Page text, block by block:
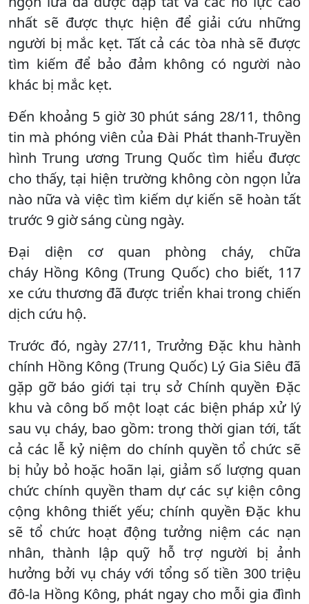
nhất sẽ được thực hiện để giải cứu những
người bị mắc kẹt. Tất cả các tòa nhà sẽ được
tìm kiếm để bảo đảm không có người nào
khác bị mắc kẹt.
Đến khoảng 5 giờ 30 phút sáng 28/11, thông
tin mà phóng viên của Đài Phát thanh-Truyền
hình Trung ương Trung Quốc tìm hiểu được
cho thấy, tại hiện trường không còn ngọn lửa
nào nữa và việc tìm kiếm dự kiến ​​sẽ hoàn tất
trước 9 giờ sáng cùng ngày.
Đại diện cơ quan phòng cháy, chữa
cháy Hồng Kông (Trung Quốc) cho biết, 117
xe cứu thương đã được triển khai trong chiến
dịch cứu hộ.
Trước đó, ngày 27/11, Trưởng Đặc khu hành
chính Hồng Kông (Trung Quốc) Lý Gia Siêu đã
gặp gỡ báo giới tại trụ sở Chính quyền Đặc
khu và công bố một loạt các biện pháp xử lý
sau vụ cháy, bao gồm: trong thời gian tới, tất
cả các lễ kỷ niệm do chính quyền tổ chức sẽ
bị hủy bỏ hoặc hoãn lại, giảm số lượng quan
chức chính quyền tham dự các sự kiện công
cộng không thiết yếu; chính quyền Đặc khu
sẽ tổ chức hoạt động tưởng niệm các nạn
nhân, thành lập quỹ hỗ trợ người bị ảnh
hưởng bởi vụ cháy với tổng số tiền 300 triệu
đô-la Hồng Kông, phát ngay cho mỗi gia đình